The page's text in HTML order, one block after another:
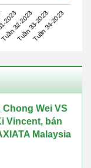
Tuần 32-2023Tuần 33-2023
Tuần 34-2023
Chong Wei VS
Vincent, bán
Malaysia